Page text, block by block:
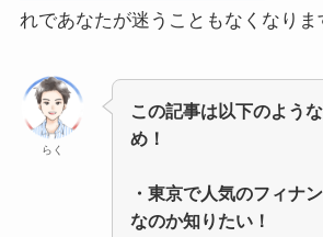
れであなたが迷うこともなくなりま
らく
この記事は以下のよう
め！
・東京で人気のフィナ
なのか知りたい！